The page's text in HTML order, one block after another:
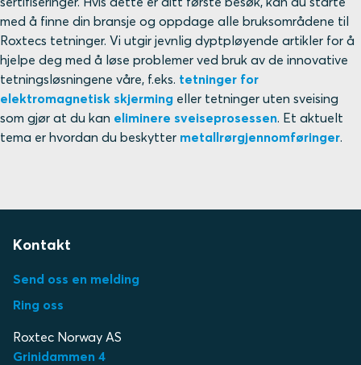
med å finne din bransje og oppdage alle bruksområdene til
Roxtecs tetninger. Vi utgir jevnlig dyptpløyende artikler for å
hjelpe deg med å løse problemer ved bruk av de innovative
tetningsløsningene våre, f.eks. tetninger for
elektromagnetisk skjerming eller tetninger uten sveising
som gjør at du kan eliminere sveiseprosessen. Et aktuelt
tema er hvordan du beskytter metallrørgjennomføringer.
Kontakt
Send oss en melding
Ring oss
Roxtec Norway AS
Grinidammen 4